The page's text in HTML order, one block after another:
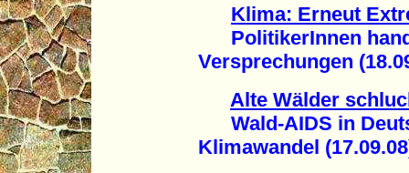
Klima: Erneut
PolitikerInnen
Versprechungen
Alte Wälder
Wald-AIDS in
Klimawandel